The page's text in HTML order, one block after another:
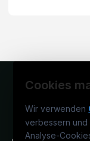
Cookies
Wir verwenden
verbessern und
Analyse-